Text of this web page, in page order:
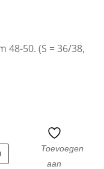
48-50. (S = 36/38,
Toevoegen
aan